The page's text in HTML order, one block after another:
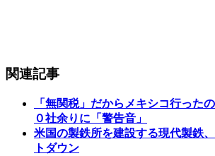
関連記事
「無関税」だからメキシコ行った
０社余りに「警告音」
米国の製鉄所を建設する現代製鉄
トダウン